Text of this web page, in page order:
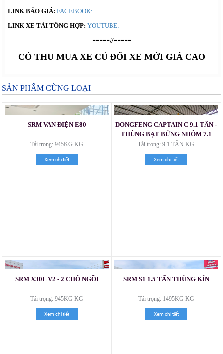
LINK BÁO GIÁ: FACEBOOK:
LINK XE TẢI TỔNG HỢP: YOUTUBE:
=====//=====
CÓ THU MUA XE CỦ ĐỔI XE MỚI GIÁ CAO
SẢN PHẨM CÙNG LOẠI
SRM VAN ĐIỆN E80
Tải trọng: 945KG KG
Xem chi tiết
DONGFENG CAPTAIN C 9.1 TẤN -
THÙNG BẠT BỬNG NHÔM 7.1
MÉT
Tải trọng: 9.1 TẤN KG
Xem chi tiết
SRM X30L V2 - 2 CHỖ NGỒI
Tải trọng: 945KG KG
Xem chi tiết
SRM S1 1.5 TẤN THÙNG KÍN
Tải trọng: 1495KG KG
Xem chi tiết
Xe tải Foton 990kg